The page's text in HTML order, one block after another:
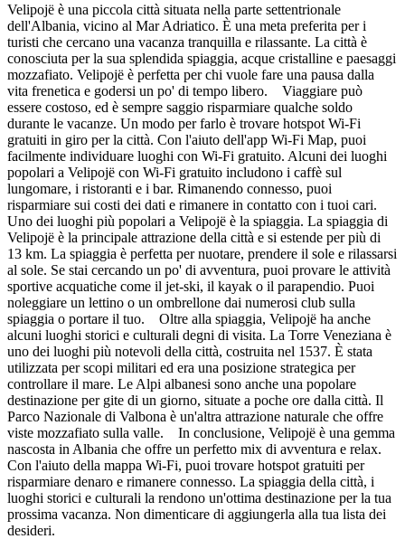
Velipojë è una piccola città situata nella parte settentrionale
dell'Albania, vicino al Mar Adriatico. È una meta preferita per i
turisti che cercano una vacanza tranquilla e rilassante. La città è
conosciuta per la sua splendida spiaggia, acque cristalline e paesaggi
mozzafiato. Velipojë è perfetta per chi vuole fare una pausa dalla
vita frenetica e godersi un po' di tempo libero. Viaggiare può
essere costoso, ed è sempre saggio risparmiare qualche soldo
durante le vacanze. Un modo per farlo è trovare hotspot Wi-Fi
gratuiti in giro per la città. Con l'aiuto dell'app Wi-Fi Map, puoi
facilmente individuare luoghi con Wi-Fi gratuito. Alcuni dei luoghi
popolari a Velipojë con Wi-Fi gratuito includono i caffè sul
lungomare, i ristoranti e i bar. Rimanendo connesso, puoi
risparmiare sui costi dei dati e rimanere in contatto con i tuoi cari.
Uno dei luoghi più popolari a Velipojë è la spiaggia. La spiaggia di
Velipojë è la principale attrazione della città e si estende per più di
13 km. La spiaggia è perfetta per nuotare, prendere il sole e rilassarsi
al sole. Se stai cercando un po' di avventura, puoi provare le attività
sportive acquatiche come il jet-ski, il kayak o il parapendio. Puoi
noleggiare un lettino o un ombrellone dai numerosi club sulla
spiaggia o portare il tuo. Oltre alla spiaggia, Velipojë ha anche
alcuni luoghi storici e culturali degni di visita. La Torre Veneziana è
uno dei luoghi più notevoli della città, costruita nel 1537. È stata
utilizzata per scopi militari ed era una posizione strategica per
controllare il mare. Le Alpi albanesi sono anche una popolare
destinazione per gite di un giorno, situate a poche ore dalla città. Il
Parco Nazionale di Valbona è un'altra attrazione naturale che offre
viste mozzafiato sulla valle. In conclusione, Velipojë è una gemma
nascosta in Albania che offre un perfetto mix di avventura e relax.
Con l'aiuto della mappa Wi-Fi, puoi trovare hotspot gratuiti per
risparmiare denaro e rimanere connesso. La spiaggia della città, i
luoghi storici e culturali la rendono un'ottima destinazione per la tua
prossima vacanza. Non dimenticare di aggiungerla alla tua lista dei
desideri.